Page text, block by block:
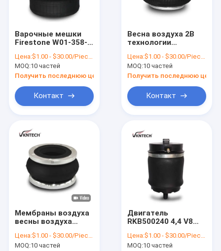
О Компании
Наша фабрика
контроль качества
Отправить запрос
Подвесные рессоры воздуха
Весна воздуха тележки
Весны воздуха трейлера
Весны воздуха кабины
Варочные мешки
Firestone W01-358-
1003586817C
тележки
Цена:$1.00 - $30.00/Pieces
MOQ:10 частей
Получить последнюю цену
Контакт
Весна воздуха 2B
технологии
замысловатая 200-
19 Contitech
Цена:$1.00 - $30.00/Pieces
MOQ:10 частей
Получить последнюю цену
Контакт
Мембраны воздуха
весны воздуха
70-7-104
замысловатые
Цена:$1.00 - $30.00/Pieces
MOQ:10 частей
Двигатель
RKB500240 4,4 V8
заднего сидения
Land Rover 500082
Цена:$1.00 - $30.00/Pieces
MOQ:10 частей